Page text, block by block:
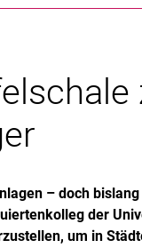
– doch
der
um in